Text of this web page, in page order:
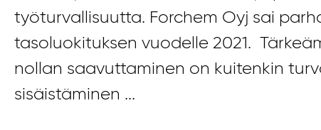
työturvallisuutta. Forchem Oyj sai
tasoluokituksen vuodelle 2021.
nollan saavuttaminen on kuitenkin
sisäistäminen ...